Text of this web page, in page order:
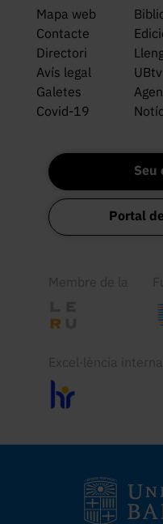
Mapa web
Contacte
Directori
Avís legal
UBtv
Galetes
Covid-19
Seu
Portal
Membre de la
Excel·lència